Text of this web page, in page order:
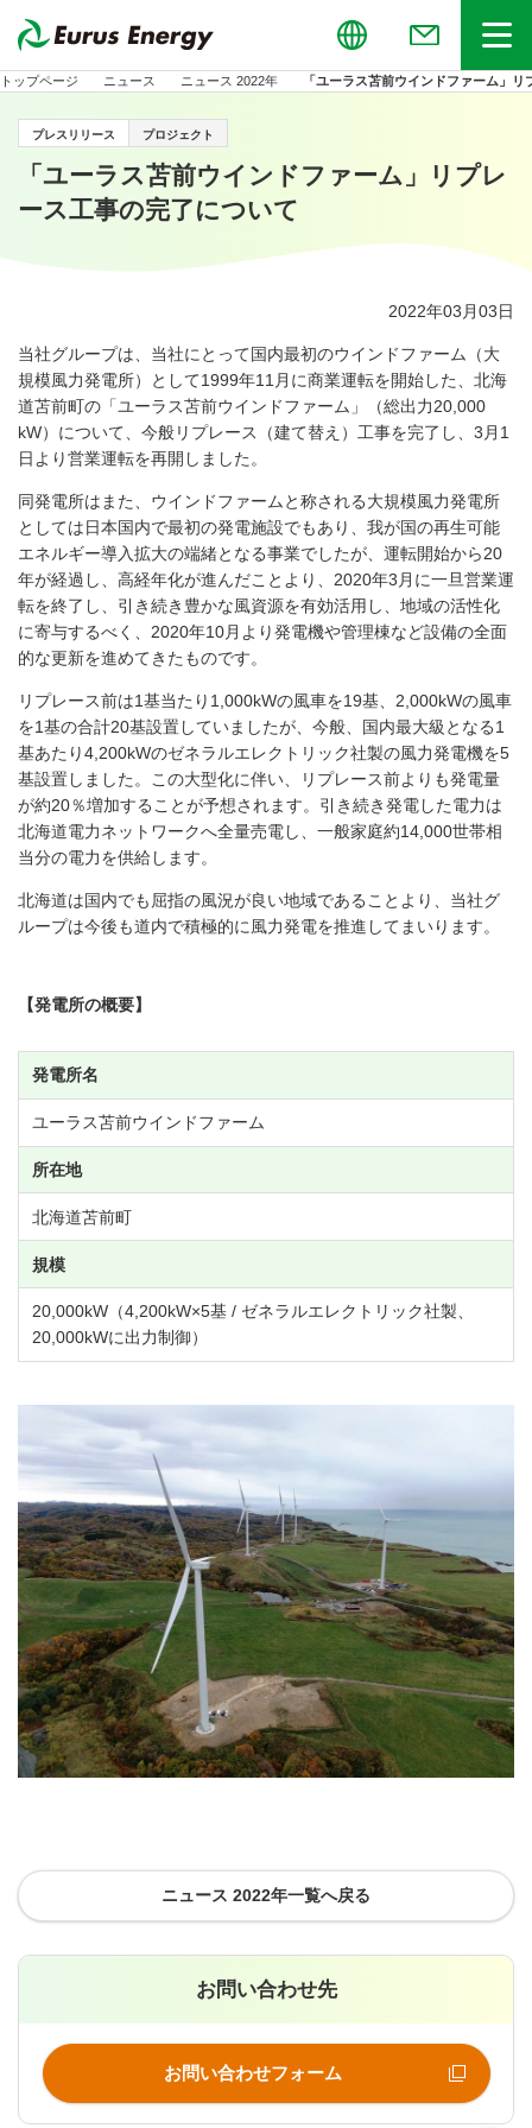
Globalお問い合わせメニュー
トップページ ニュース ニュース 2022年 「ユーラス苫前ウインドファーム」
プレスリリース プロジェクト
「ユーラス苫前ウインドファーム」リプレ
ース工事の完了について
2022年03月03日
当社グループは、当社にとって国内最初のウインドファーム（大
規模風力発電所）として1999年11 月に商業運転を開始した、北海
道苫前町の「ユーラス苫前ウインドファーム」（総出力20,000
kW）について、今般リプレース（建て替え）工事を完了し、 3 月 1
日より営業運転を再開しました。
同発電所はまた、ウインドファームと称される大規模風力発電所
としては日本国内で最初の発電施設でもあり、我が国の再生可能
エネルギー導入拡大の端緒となる事業でしたが、運転開始から20
年が経過し、高経年化が進んだことより、2020年3 月に一旦営業運
転を終了し、引き続き豊かな風資源を有効活用し、地域の活性化
に寄与するべく、 2020年10月より発電機や管理棟など設備の全面
的な更新を進めてきたものです。
リプレース前は1基当たり1,000kWの風車を19基、2,000kWの風車
を1基の合計20基設置していましたが、今般、国内最大級となる1
基あたり4,200kWのゼネラルエレクトリック社製の風力発電機を5
基設置しました。この大型化に伴い、リプレース前よりも発電量
が約20％増加することが予想されます。引き続き発電した電力は
北海道電力ネットワークへ全量売電し、一般家庭約14,000世帯相
当分の電力を供給します。
北海道は国内でも屈指の風況が良い地域であることより、当社グ
ループは今後も道内で積極的に風力発電を推進してまいります。
【発電所の概要】
発電所名
ユーラス苫前ウインドファーム
所在地
北海道苫前町
規模
20,000kW （4,200kW×5基 / ゼネラルエレクトリック社製、
20,000kWに出力制御）
ニュース 2022年一覧へ戻る
お問い合わせ先
お問い合わせフォーム